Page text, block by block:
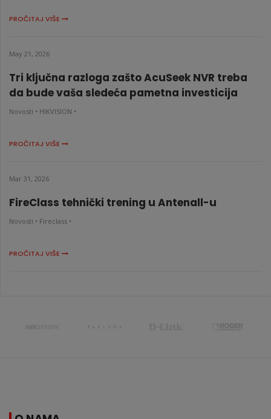
PROČITAJ VIŠE
May 21, 2026
Tri ključna razloga zašto AcuSeek NVR treba
da bude vaša sledeća pametna investicija
Novosti • HIKVISION •
PROČITAJ VIŠE
Mar 31, 2026
FireClass tehnički trening u Antenall-u
Novosti • Fireclass •
PROČITAJ VIŠE